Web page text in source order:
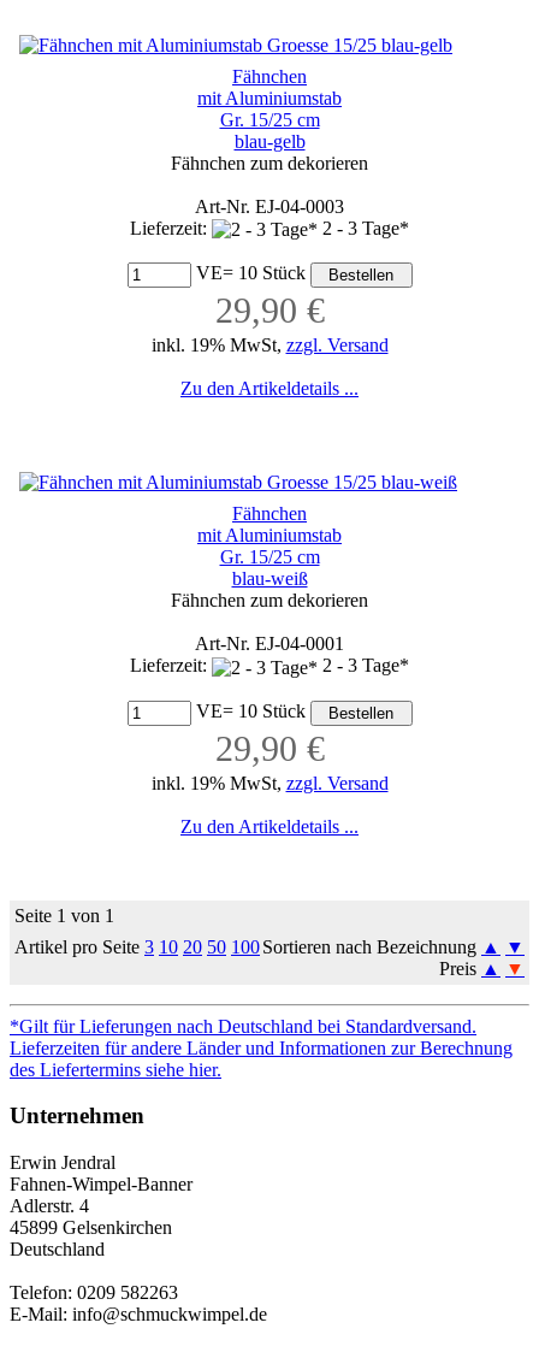
Fähnchen
mit Aluminiumstab
Gr. 15/25 cm
blau-gelb
Fähnchen zum dekorieren
Art-Nr. EJ-04-0003
Lieferzeit:
2 - 3 Tage*
VE= 10 Stück
29,90 €
inkl. 19% MwSt, zzgl. Versand
Zu den Artikeldetails ...
Fähnchen
mit Aluminiumstab
Gr. 15/25 cm
blau-weiß
Fähnchen zum dekorieren
Art-Nr. EJ-04-0001
Lieferzeit:
2 - 3 Tage*
VE= 10 Stück
29,90 €
inkl. 19% MwSt, zzgl. Versand
Zu den Artikeldetails ...
Seite 1 von 1
Artikel pro Seite 3 10 20 50 100Sortieren nach Bezeichnung ▲
▼
Preis ▲ ▼
*Gilt für Lieferungen nach Deutschland bei Standardversand.
Lieferzeiten für andere Länder und Informationen zur Berechnung
des Liefertermins siehe hier.
Unternehmen
Erwin Jendral
Fahnen-Wimpel-Banner
Adlerstr. 4
45899 Gelsenkirchen
Deutschland
Telefon: 0209 582263
E-Mail: info@schmuckwimpel.de